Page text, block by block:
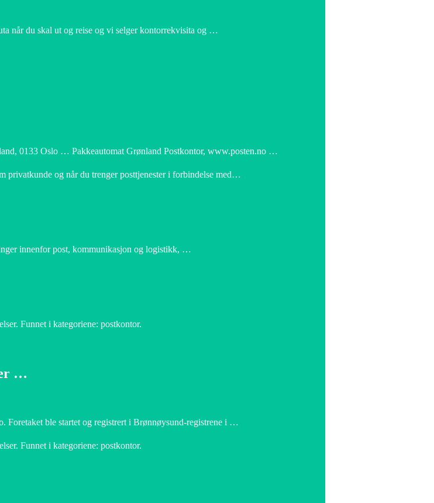
når du skal ut og reise og vi selger kontorrekvisita og …
0133 Oslo … Pakkeautomat Grønland Postkontor, www.posten.no …
privatkunde og når du trenger posttjenester i forbindelse med…
innenfor post, kommunikasjon og logistikk, …
Funnet i kategoriene: postkontor.
…
Foretaket ble startet og registrert i Brønnøysund-registrene i …
Funnet i kategoriene: postkontor.